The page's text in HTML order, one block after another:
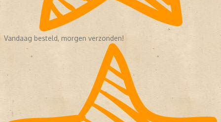
Vandaag besteld, morgen verzonden!